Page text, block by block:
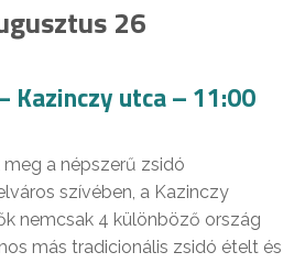
26
utca – 11:00
meg a népszerű zsidó
szívében, a Kazinczy
nemcsak 4 különböző ország
más tradicionális zsidó ételt és